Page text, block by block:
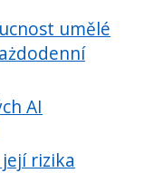
umělé
AI
rizika